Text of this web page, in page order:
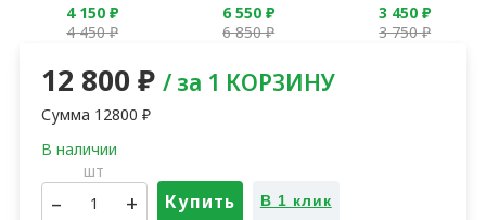
4 150₽
4 450₽
6 550₽
6 850₽
3 450₽
3 750₽
12 800 ₽ / за 1 КОРЗИНУ
Сумма 12800 ₽
шт
– + Купить В 1 клик